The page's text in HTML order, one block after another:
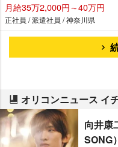
月給35万2,000円～40万円
正社員 / 派遣社員 / 神奈川県
オリコンニュース イ
向井康
SONG